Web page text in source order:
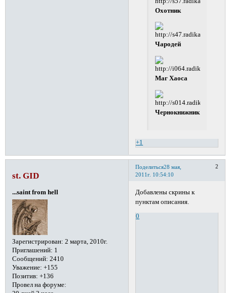
Охотник
Чародей
Маг Хаоса
Чернокнижник
+1
Поделиться 2
28 мая,
2011г. 10:54:10
st. GID
...saint from hell
Зарегистрирован: 2 марта, 2010г.
Приглашений: 1
Сообщений: 2410
Уважение: +155
Позитив: +136
Провел на форуме:
Добавлены скрины к
пунктам описания.
0